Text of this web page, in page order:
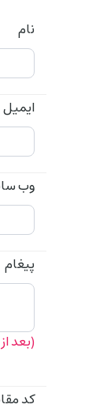
نام
ایمیل
وب
پیغام
(بعد
کد